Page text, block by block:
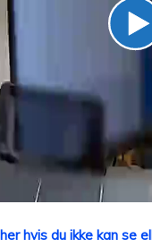
her hvis du ikke kan se